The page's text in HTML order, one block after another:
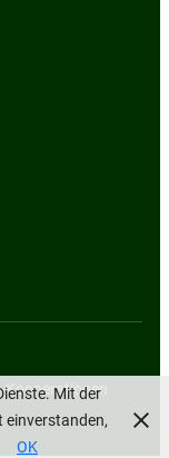
Mit der
einverstanden,
OK